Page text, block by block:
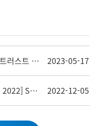
[신제품] 제로 트러스트 아키텍처 솔루션, SGA ZTA 출시! 2023-05-17
[소프트웨이브 2022] SGA솔루션즈를 만나보세요! 2022-12-05